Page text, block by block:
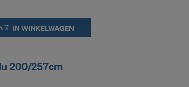
IN WINKELWAGEN
200/257cm